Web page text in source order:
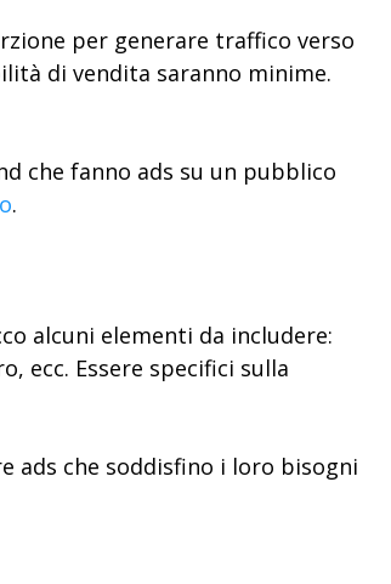
per generare traffico verso
di vendita saranno minime.
che fanno ads su un pubblico
.
alcuni elementi da includere:
ecc. Essere specifici sulla
ads che soddisfino i loro bisogni